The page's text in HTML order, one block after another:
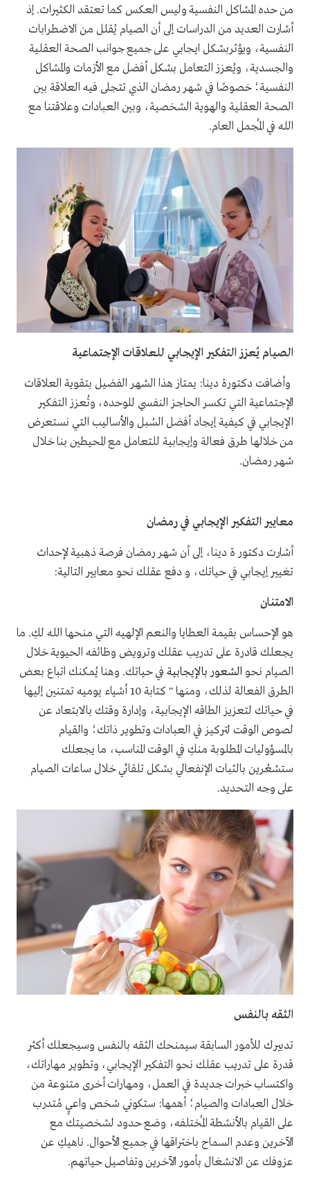
من حده المشاكل النفسية وليس العكس كما تعتقد الكثيرات. إذ
أشارت العديد من الدراسات إلى أن الصيام يُقلل من الاضطرابات
النفسية، ويؤثربشكل ايجابي على جميع جوانب الصحة العقلية
والجسدية، ويُعزز التعامل بشكل أفضل مع الأزمات والمشاكل
النفسية؛ خصوصًا في شهر رمضان الذي تتجلى فيه العلاقة بين
الصحة العقلية والهوية الشخصية، وبين العبادات وعلاقتنا مع
الله في المُجمل العام.
الصيام يُعزز التفكير الإيجابي للعلاقات الإجتماعية
وأضافت دكتورة دينا: يمتاز هذا الشهر الفضيل بتقوية العلاقات
الإجتماعية التي تكسر الحاجز النفسي للوحده، وتُعزز التفكير
الإيجابي في كيفية إيجاد أفضل السُبل والأساليب التي نستعرض
من خلالها طرق فعالة وإيجابية للتعامل مع المحيطين بنا خلال
شهر رمضان.
معايير التفكير الإيجابي في رمضان
أشارت دكتور ة دينا، إلى أن شهر رمضان فرصة ذهبية لإحداث
تغيير إيجابي في حياتك، و دفع عقلك نحو معايير التالية:
الامتنان
هو الإحساس بقيمة العطايا والنعم الإلهيه التي منحها الله لكِ. ما
يجعلك قادرة على تدريب عقلك وترويض وظائفه الحيوية خلال
الصيام نحو الشعور بالإيجابية في حياتك. وهنا يُمكنك اتباع بعض
الطرق الفعالة لذلك، ومنها " كتابة 10 أشياء يوميه تمتنين إليها
في حياتك لتعزيز الطاقه الإيجابية، وإدارة وقتك بالابتعاد عن
لصوص الوقت لتركيز في العبادات وتطوير ذاتك؛ والقيام
بالمسؤوليات المطلوبة منكِ في الوقت المناسب، ما يجعلك
ستشعُرين بالثبات الإنفعالي بشكل تلقائي خلال ساعات الصيام
على وجه التحديد.
الثقه بالنفس
تدبيرك للأمور السابقة سيمنحك الثقه بالنفس وسيجعلك أكثر
قدرة على تدريب عقلك نحو التفكير الإيجابي، وتطوير مهاراتك،
واكتساب خبرات جديدة في العمل، ومهارات أخرى متنوعة من
خلال العبادات والصيام؛ أهمها: ستكوني شخص واعيٍ مُتدرب
على القيام بالأنشطة المُختلفه، وضع حدود لشخصيتك مع
الآخرين وعدم السماح باختراقها في جميع الأحوال. ناهيكِ عن
عزوفك عن الانشغال بأمور الآخرين وتفاصيل حياتهم.